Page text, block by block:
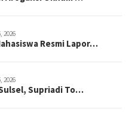
2026
Resmi Lapor…
2026
Sulsel, Supriadi To…